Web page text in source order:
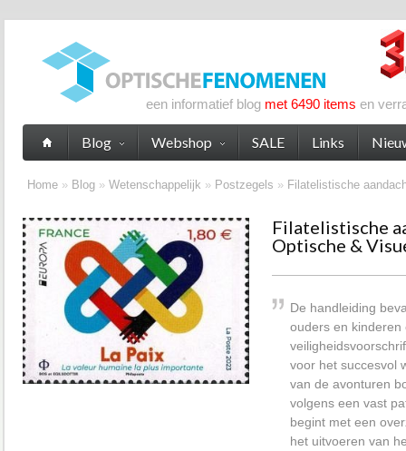
een informatief blog met 6490 items en
Home » Blog » Wetenschappelijk » Postzegels » Filatelistische
Filatelistische
Optische &
De handleiding
ouders en kinderen
voor het succesvol
van de avonturen
volgens een vast
begint met een
het uitvoeren van
Blog Webshop SALE Links